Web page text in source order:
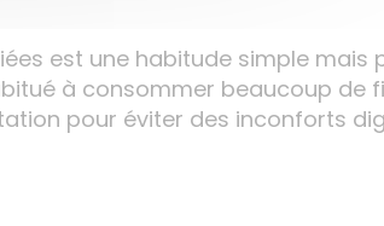
est une habitude simple mais
à consommer beaucoup de
pour éviter des inconforts